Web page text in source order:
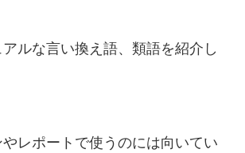
ルな言い換え語、類語を紹介し
レポートで使うのには向いてい